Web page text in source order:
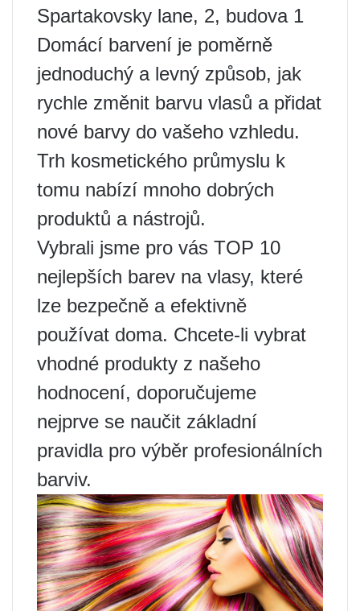
Spartakovsky lane, 2, budova 1
Domácí barvení je poměrně
jednoduchý a levný způsob, jak
rychle změnit barvu vlasů a přidat
nové barvy do vašeho vzhledu.
Trh kosmetického průmyslu k
tomu nabízí mnoho dobrých
produktů a nástrojů.
Vybrali jsme pro vás TOP 10
nejlepších barev na vlasy, které
lze bezpečně a efektivně
používat doma. Chcete-li vybrat
vhodné produkty z našeho
hodnocení, doporučujeme
nejprve se naučit základní
pravidla pro výběr profesionálních
barviv.